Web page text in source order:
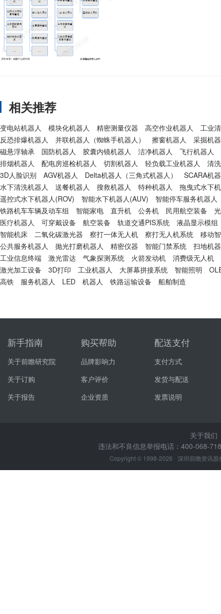
相关推荐
变电站机器人 模块化机器人 精密测量仪器 高空作业机器人
工业
反恐排爆机器人
并联机器人（蜘蛛手机器人） 擦窗机器人
采掘机
磁悬浮轴承
国防机器人 胶囊内镜机器人 洁净机器人
飞行机器人
排烟机器人
配电房巡检机器人 切割机器人 轻负载工业机器人
清
3D人脸识别
AGV机器人 Delta机器人（三角式机器人）
SCARA机
水下清洗机器人
送餐机器人 搜救机器人 特种机器人
拖曳式水下
遥控式水下机器人(ROV)
智能水下机器人(AUV)
智能停车服务机器人
铁路机车车辆及动车组
智能家电 直升机 公务机 民用航空装备
医疗机器人
可穿戴设备 航空装备 轨道交通PIS系统
液晶显示模组
智能机床
二氧化碳激光器 察打一体无人机 察打无人机系统
移动
公共服务机器人
抛光打磨机器人 精密仪器 智能门禁系统
扫地机
工业信息终端
激光雷达 气象探测系统 火箭发动机
消费级无人机
激光加工设备
3D打印 工业机器人 大屏幕拼接系统 智能照明
高铁
服务机器人 LED 机器人 铁路运输设备 船舶制造
新手指南
关于前瞻研究院
关于订购
关于报告
购买帮助
品牌影响力
客户评价
企业资质
配送支付
支付方式
发货与配送
发票说明
关于我们
违法和不良信息举报电话：400-068-
Copyright © 1998-2026 深圳前瞻资讯股